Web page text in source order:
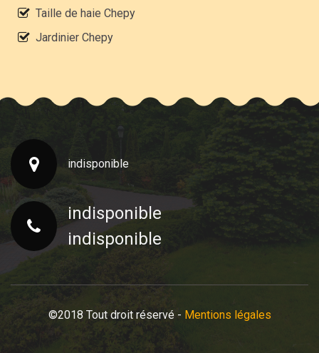
Taille de haie Chepy
Jardinier Chepy
indisponible
indisponible
indisponible
©2018 Tout droit réservé - Mentions légales